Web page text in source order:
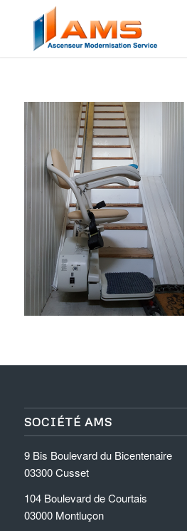
SOCIÉTÉ AMS
9 Bis Boulevard du Bicentenaire
03300 Cusset
104 Boulevard de Courtais
03000 Montluçon